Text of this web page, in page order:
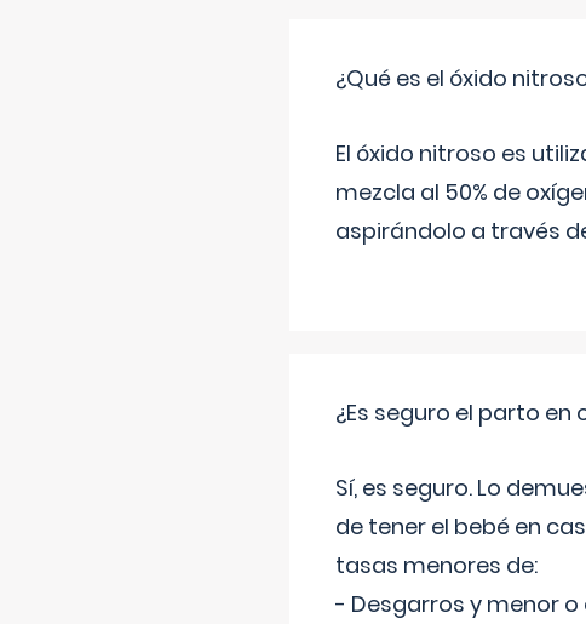
¿Qué es el óxido
El óxido nitroso es
mezcla al 50% de
aspirándolo a través
¿Es seguro el parto en
Sí, es seguro. Lo
de tener el bebé en
tasas menores de:
- Desgarros y menor